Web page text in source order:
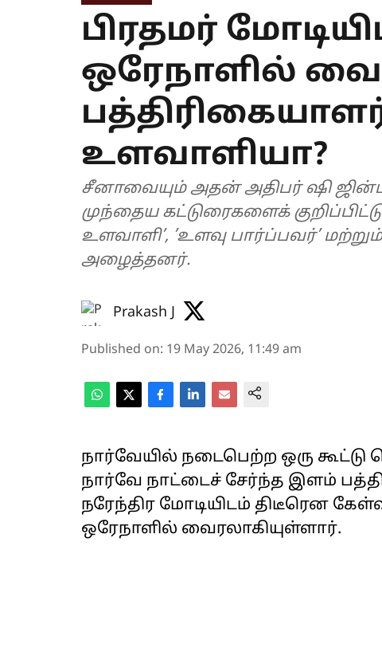
பிரதமர்
ஒரேநாளில்
உளவாளியா?
சீனாவையும் அதன் அதிபர் ஷி
முந்தைய கட்டுரைகளைக்
உளவாளி’, ’உளவு பார்ப்பவர்’
அழைத்தனர்.
Prakash J
Published on: 19 May 2026, 11:49 am
நார்வேயில் நடைபெற்ற ஒரு கூட்டு
நார்வே நாட்டைச் சேர்ந்த இளம்
நரேந்திர மோடியிடம் திடீரென
ஒரேநாளில் வைரலாகியுள்ளார்.